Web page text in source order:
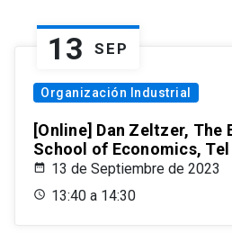
13 SEP
Organización Industrial
[Online] Dan Zeltzer, The
School of Economics,
13 de Septiembre de 2023
13:40 a 14:30